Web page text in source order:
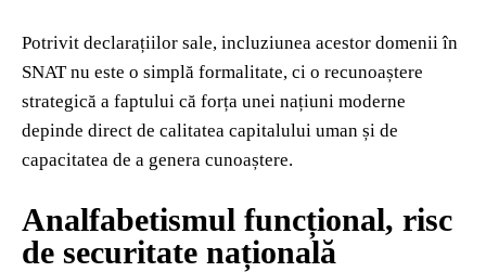
Potrivit declarațiilor sale, incluziunea acestor domenii în
SNAT nu este o simplă formalitate, ci o recunoaștere
strategică a faptului că forța unei națiuni moderne
depinde direct de calitatea capitalului uman și de
capacitatea de a genera cunoaștere.
Analfabetismul funcțional, risc
de securitate națională